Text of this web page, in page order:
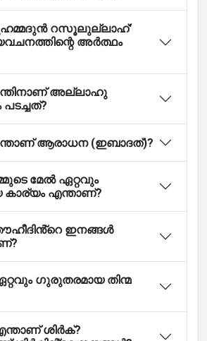
റസൂലുല്ലാഹ്'
അർത്ഥം
അല്ലാഹു
ആരാധന (ഇബാദത്)?
മേൽ ഏറ്റവും
കാര്യം എന്താണ്?
ഇനങ്ങൾ
ഗുരുതരമായ തിന്മ
ശിർക്?